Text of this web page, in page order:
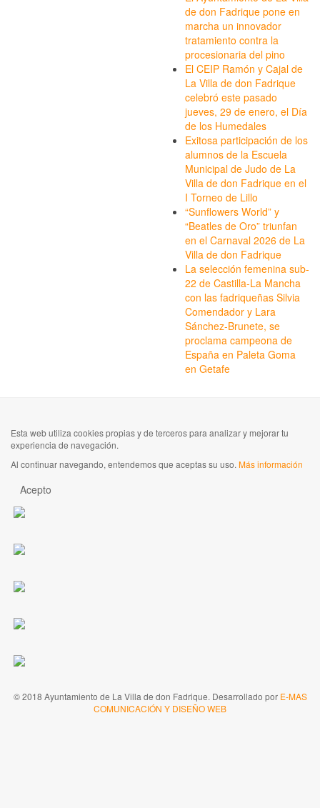
de don Fadrique pone en
marcha un innovador
tratamiento contra la
procesionaria del pino
El CEIP Ramón y Cajal de
La Villa de don Fadrique
celebró este pasado
jueves, 29 de enero, el Día
de los Humedales
Exitosa participación de los
alumnos de la Escuela
Municipal de Judo de La
Villa de don Fadrique en el
I Torneo de Lillo
“Sunflowers World” y
“Beatles de Oro” triunfan
en el Carnaval 2026 de La
Villa de don Fadrique
La selección femenina sub-
22 de Castilla-La Mancha
con las fadriqueñas Silvia
Comendador y Lara
Sánchez-Brunete, se
proclama campeona de
España en Paleta Goma
en Getafe
Esta web utiliza cookies propias y de terceros para analizar y mejorar tu
experiencia de navegación.
Al continuar navegando, entendemos que aceptas su uso. Más información
Acepto
© 2018 Ayuntamiento de La Villa de don Fadrique. Desarrollado por E-MAS
COMUNICACIÓN Y DISEÑO WEB